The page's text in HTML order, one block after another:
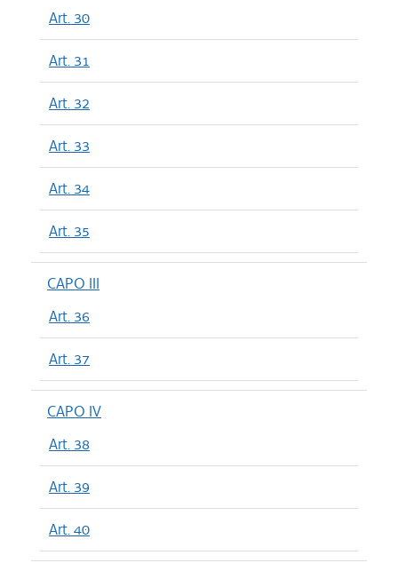
Art. 30
Art. 31
Art. 32
Art. 33
Art. 34
Art. 35
CAPO III
Art. 36
Art. 37
CAPO IV
Art. 38
Art. 39
Art. 40